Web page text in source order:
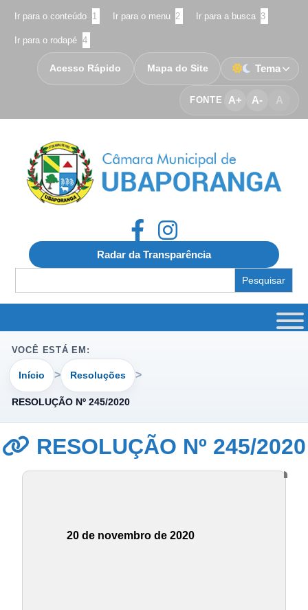
Ir para o conteúdo 1 Ir para o menu 2 Ir para a busca 3
Ir para o rodapé 4
FONTE A+ A- A
Acesso Rápido Mapa do Site Tema
Radar da Transparência
for:
VOCÊ ESTÁ EM:
Início Resoluções
RESOLUÇÃO Nº 245/2020
RESOLUÇÃO Nº 245/2020
20 de novembro de 2020